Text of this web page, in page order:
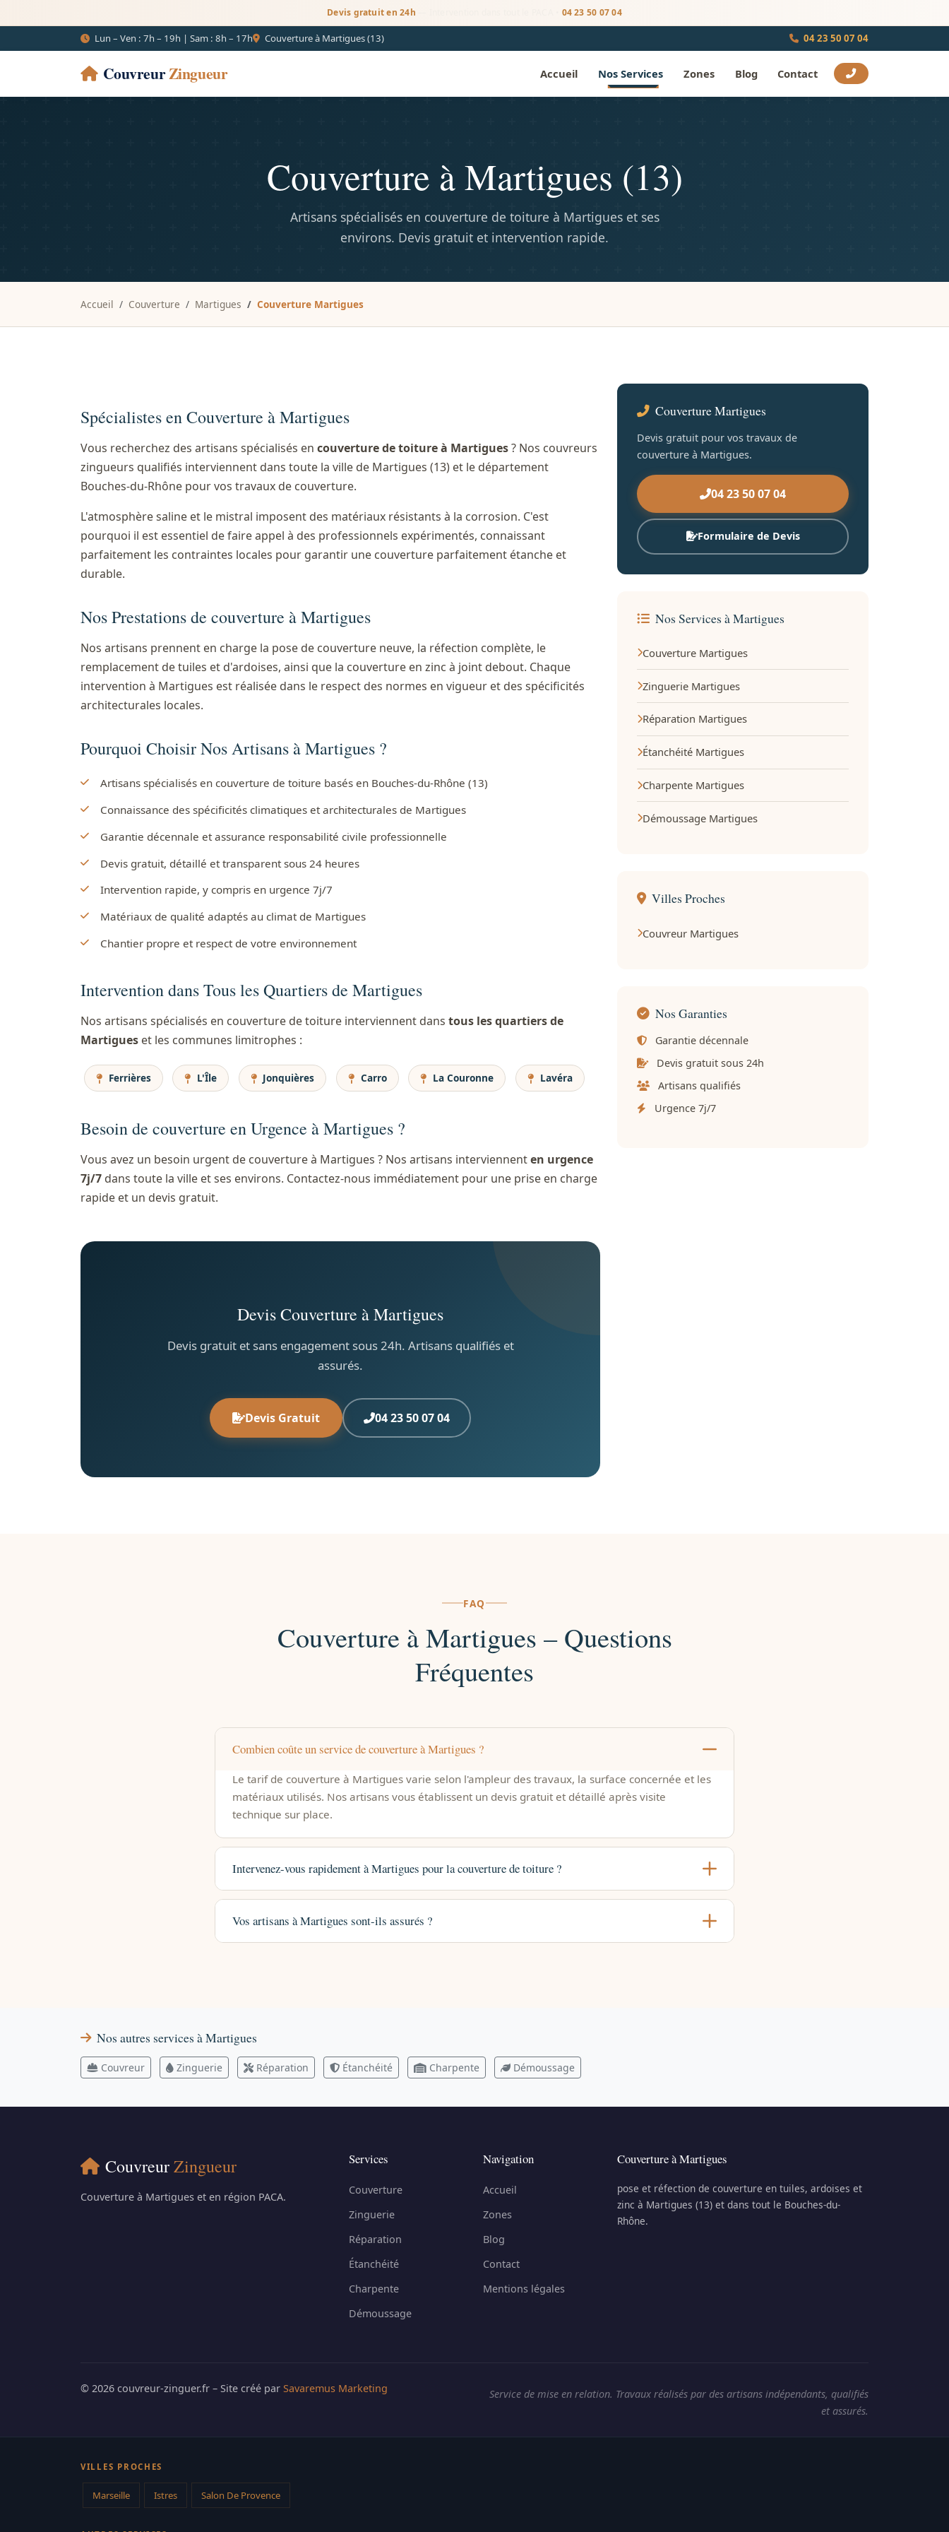
Devis gratuit en 24h 04 23 50 07 04
Lun – Ven : 7h – 19h | Sam : 8h – 17h Couverture à Martigues (13) 04 23 50 07 04
CouvreurZingueur Accueil Nos Services Zones Blog Contact
Couverture à Martigues (13)
Artisans spécialisés en couverture de toiture à Martigues et ses
environs. Devis gratuit et intervention rapide.
Accueil Couverture Martigues Couverture Martigues
Spécialistes en Couverture à Martigues
Vous recherchez des artisans spécialisés en couverture de toiture à Martigues? Nos couvreurs
zingueurs qualifiés interviennent dans toute la ville de Martigues (13) et le département
Bouches-du-Rhône pour vos travaux de couverture.
L'atmosphère saline et le mistral imposent des matériaux résistants à la corrosion. C'est
pourquoi il est essentiel de faire appel à des professionnels expérimentés, connaissant
parfaitement les contraintes locales pour garantir une couverture parfaitement étanche et
durable.
Nos Prestations de couverture à Martigues
Nos artisans prennent en charge la pose de couverture neuve, la réfection complète, le
remplacement de tuiles et d'ardoises, ainsi que la couverture en zinc à joint debout. Chaque
intervention à Martigues est réalisée dans le respect des normes en vigueur et des spécificités
architecturales locales.
Pourquoi Choisir Nos Artisans à Martigues ?
Artisans spécialisés en couverture de toiture basés en Bouches-du-Rhône (13)
Connaissance des spécificités climatiques et architecturales de Martigues
Garantie décennale et assurance responsabilité civile professionnelle
Devis gratuit, détaillé et transparent sous 24 heures
Intervention rapide, y compris en urgence 7j/7
Matériaux de qualité adaptés au climat de Martigues
Chantier propre et respect de votre environnement
Intervention dans Tous les Quartiers de Martigues
Nos artisans spécialisés en couverture de toiture interviennent dans tous les quartiers de
Martigues et les communes limitrophes :
Ferrières L'Île Jonquières Carro La Couronne Lavéra
Besoin de couverture en Urgence à Martigues ?
Vous avez un besoin urgent de couverture à Martigues ? Nos artisans interviennenten urgence
7j/7 dans toute la ville et ses environs. Contactez-nous immédiatement pour une prise en charge
rapide et un devis gratuit.
Devis Couverture à Martigues
Devis gratuit et sans engagement sous 24h. Artisans qualifiés et
assurés.
Devis Gratuit 04 23 50 07 04
Couverture Martigues
Devis gratuit pour vos travaux de
couverture à Martigues.
04 23 50 07 04
Formulaire de Devis
Nos Services à Martigues
Couverture Martigues
Zinguerie Martigues
Réparation Martigues
Étanchéité Martigues
Charpente Martigues
Démoussage Martigues
Villes Proches
Couvreur Martigues
Nos Garanties
Garantie décennale
Devis gratuit sous 24h
Artisans qualifiés
Urgence 7j/7
FAQ
Couverture à Martigues – Questions
Fréquentes
Combien coûte un service de couverture à Martigues ?
Le tarif de couverture à Martigues varie selon l'ampleur des travaux, la surface concernée et les
matériaux utilisés. Nos artisans vous établissent un devis gratuit et détaillé après visite
technique sur place.
Intervenez-vous rapidement à Martigues pour la couverture de toiture ?
Vos artisans à Martigues sont-ils assurés ?
Nos autres services à Martigues
Couvreur Zinguerie Réparation Étanchéité Charpente Démoussage
CouvreurZingueur
Couverture à Martigues et en région PACA.
Services
Couverture
Zinguerie
Réparation
Étanchéité
Charpente
Démoussage
Navigation
Accueil
Zones
Blog
Contact
Mentions légales
Couverture à Martigues
pose et réfection de couverture en tuiles, ardoises et
zinc à Martigues (13) et dans tout le Bouches-du-
Rhône.
© 2026 couvreur-zinguer.fr – Site créé par Savaremus Marketing
Service de mise en relation. Travaux réalisés par des artisans indépendants, qualifiés
et assurés.
VILLES PROCHES
Marseille Istres Salon De Provence